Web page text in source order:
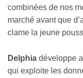
combinées de nos
marché avant que
clame la jeune
Delphia développe
qui exploite les